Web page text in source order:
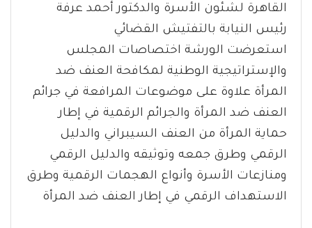
القاهرة لشئون الأسرة والدكتور أحمد عرفة
رئيس النيابة بالتفتيش القضائي
استعرضت الورشة اختصاصات المجلس
والإستراتيجية الوطنية لمكافحة العنف ضد
المرأة علاوة على موضوعات المرافعة في جرائم
العنف ضد المرأة والجرائم الرقمية في إطار
حماية المرأة من العنف السيبراني والدليل
الرقمي وطرق جمعه وتوثيقه والدليل الرقمي
ومنازعات الأسرة وأنواع الهجمات الرقمية وطرق
الاستهداف الرقمي في إطار العنف ضد المرأة